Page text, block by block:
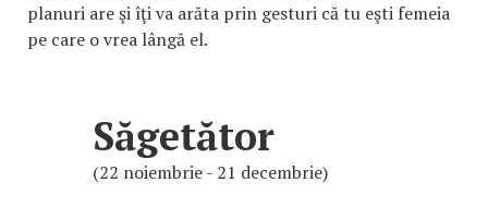
planuri are şi îţi va arăta prin gesturi că tu eşti femeia
pe care o vrea lângă el.
Săgetător
(22 noiembrie - 21 decembrie)